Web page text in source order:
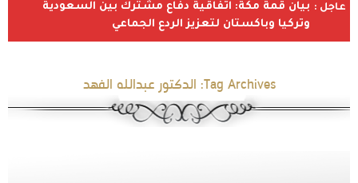
عاجل : بيان قمة مكة: اتفاقية دفاع مشترك بين السعودية
وتركيا وباكستان لتعزيز الردع الجماعي
Tag Archives: الدكتور عبدالله الفهد